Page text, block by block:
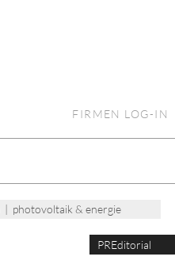
FIRMEN LOG-IN
| photovoltaik & energie
PREditorial